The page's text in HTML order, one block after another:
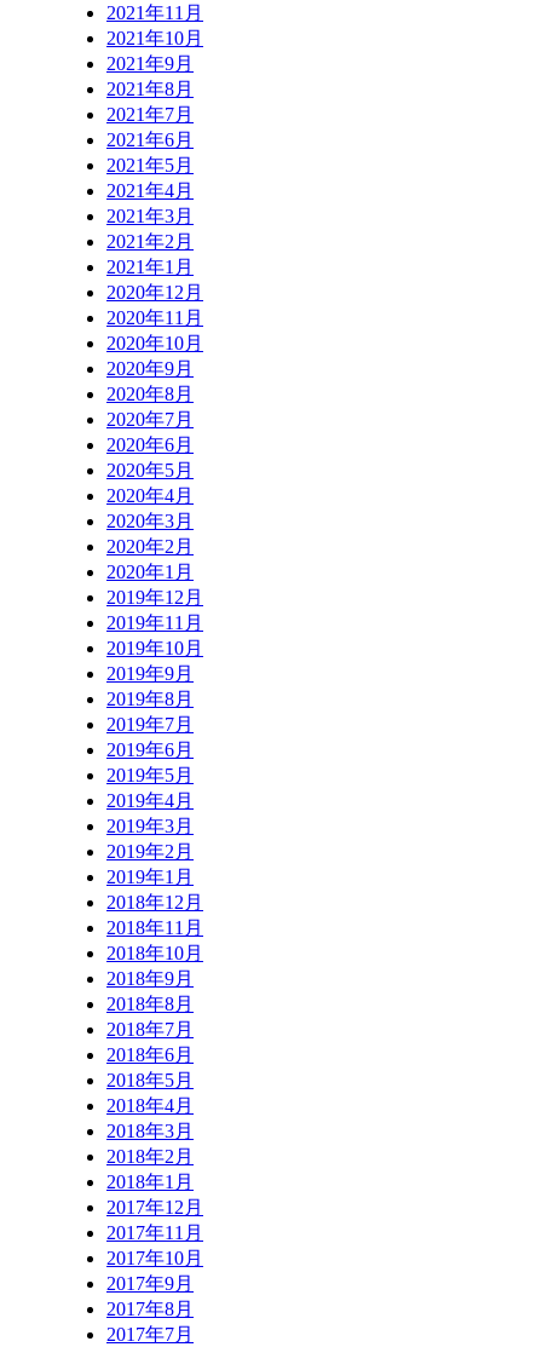
2021年11月
2021年10月
2021年9月
2021年8月
2021年7月
2021年6月
2021年5月
2021年4月
2021年3月
2021年2月
2021年1月
2020年12月
2020年11月
2020年10月
2020年9月
2020年8月
2020年7月
2020年6月
2020年5月
2020年4月
2020年3月
2020年2月
2020年1月
2019年12月
2019年11月
2019年10月
2019年9月
2019年8月
2019年7月
2019年6月
2019年5月
2019年4月
2019年3月
2019年2月
2019年1月
2018年12月
2018年11月
2018年10月
2018年9月
2018年8月
2018年7月
2018年6月
2018年5月
2018年4月
2018年3月
2018年2月
2018年1月
2017年12月
2017年11月
2017年10月
2017年9月
2017年8月
2017年7月